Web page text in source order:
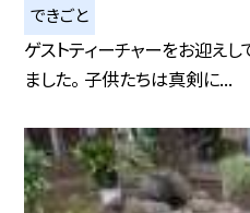
できごと
ゲストティーチャーをお迎え
ました。 子供たちは真剣に...